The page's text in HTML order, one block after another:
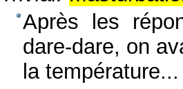
Après les
dare-dare, on
la